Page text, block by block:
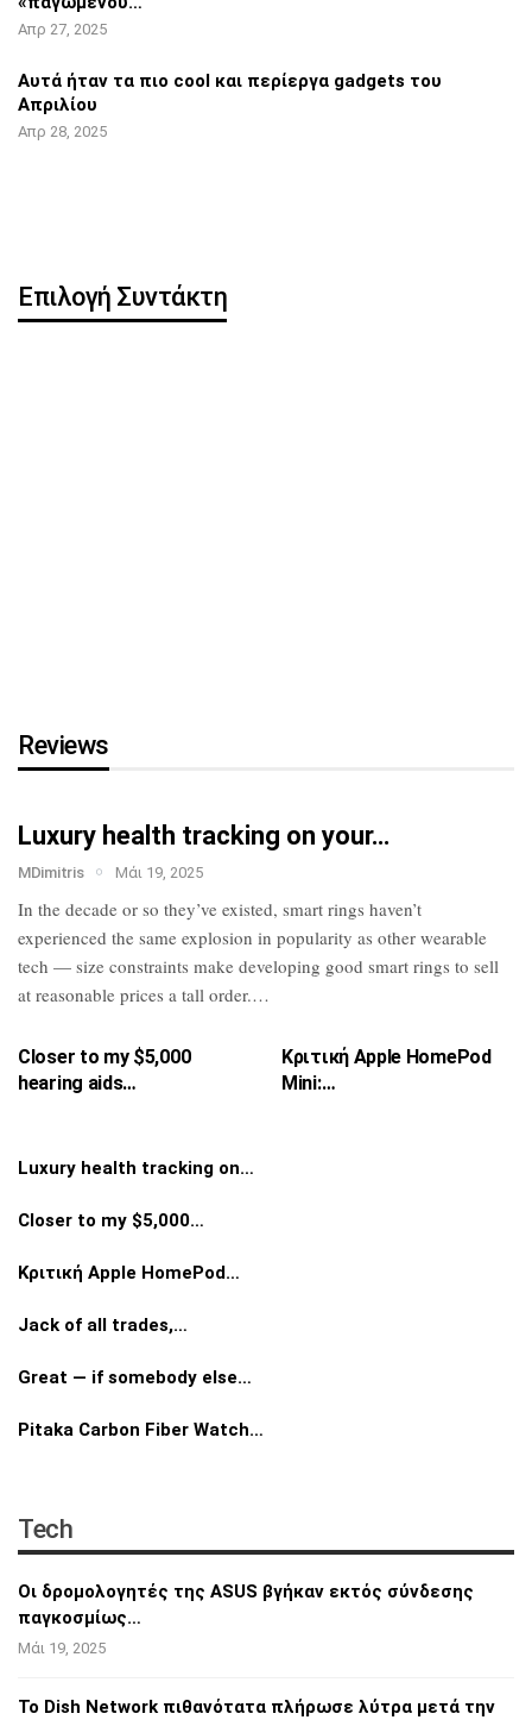
Απρ 27, 2025
Αυτά ήταν τα πιο cool και περίεργα gadgets του
Απριλίου
Απρ 28, 2025
Επιλογή Συντάκτη
Reviews
Luxury health tracking on your…
MDimitris Μάι 19, 2025
In the decade or so they’ve existed, smart rings haven’t
experienced the same explosion in popularity as other wearable
tech — size constraints make developing good smart rings to sell
at reasonable prices a tall order.…
Closer to my $5,000
hearing aids…
Κριτική Apple HomePod
Mini:…
Luxury health tracking on…
Closer to my $5,000…
Κριτική Apple HomePod…
Jack of all trades,…
Great — if somebody else…
Pitaka Carbon Fiber Watch…
Tech
Οι δρομολογητές της ASUS βγήκαν εκτός σύνδεσης
παγκοσμίως…
Μάι 19, 2025
Το Dish Network πιθανότατα πλήρωσε λύτρα μετά την